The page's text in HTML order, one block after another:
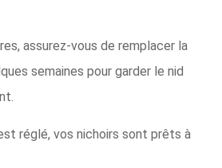
assurez-vous de remplacer la
semaines pour garder le nid
réglé, vos nichoirs sont prêts à